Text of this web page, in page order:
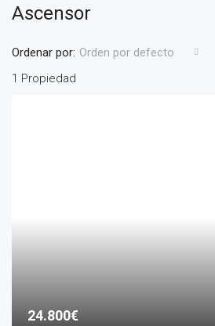
Ascensor
1 Propiedad
Ordenar por: Orden por defecto
24.800€